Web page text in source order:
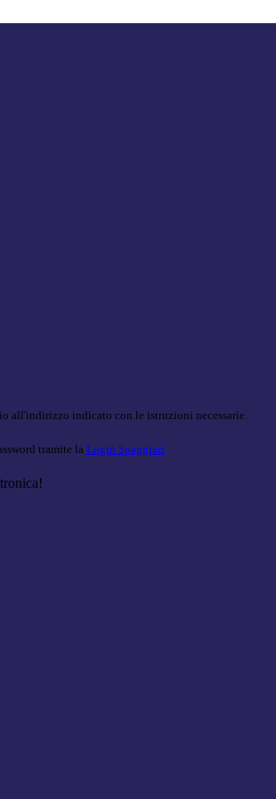
all'indirizzo indicato con le istruzioni necessarie.
tramite la Login Spaggiari